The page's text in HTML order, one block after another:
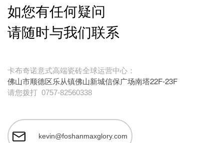
如您有任何疑问
请随时与我们联系
卡布奇诺意式高端瓷砖全球运营中心：
佛山市顺德区乐从镇佛山新城信保广场南塔22F-23F
请您拨打 0757-82560338
kevin@foshanmaxglory.com